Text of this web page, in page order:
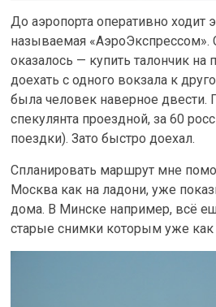
До аэропорта оперативно ходит
называемая «АэроЭкспрессом».
оказалось — купить талончик на
доехать с одного вокзала к
была человек наверное двести.
спекулянта проездной, за 60
поездки). Зато быстро доехал.
Спланировать маршрут мне
Москва как на ладони, уже
дома. В Минске например, всё
старые снимки которым уже